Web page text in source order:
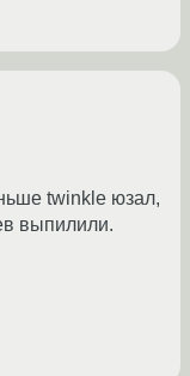
twinkle юзал,
выпилили.